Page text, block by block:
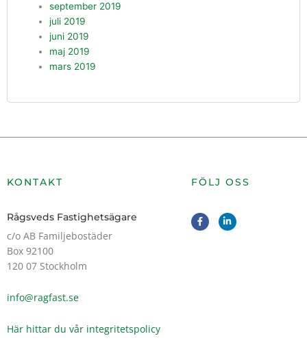
september 2019
juli 2019
juni 2019
maj 2019
mars 2019
KONTAKT
Rågsveds Fastighetsägare
c/o AB Familjebostäder
Box 92100
120 07 Stockholm
info@ragfast.se
Här hittar du vår integritetspolicy
FÖLJ OSS
F
a
c
L
i
n